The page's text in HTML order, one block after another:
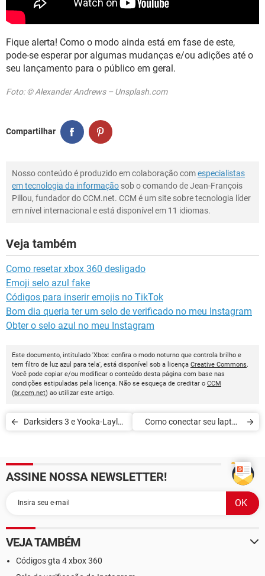
Fique alerta! Como o modo ainda está em fase de este,
pode-se esperar por algumas mudanças e/ou adições até o
seu lançamento para o público em geral.
Foto: © Alexander Andrews – Unsplash.com
Compartilhar
Nosso conteúdo é produzido em colaboração comespecialistas
em tecnologia da informação sob o comando de Jean-François
Pillou, fundador do CCM.net. CCM é um site sobre tecnologia líder
em nível internacional e está disponível em 11 idiomas.
Veja também
Como resetar xbox 360 desligado
Emoji selo azul fake
Códigos para inserir emojis no TikTok
Bom dia queria ter um selo de verificado no meu Instagram
Obter o selo azul no meu Instagram
Este documento, intitulado 'Xbox: confira o modo noturno que controla brilho e
tem filtro de luz azul para tela', está disponível sob a licença Creative Commons.
Você pode copiar e/ou modificar o conteúdo desta página com base nas
condições estipuladas pela licença. Não se esqueça de creditar o CCM
(br.ccm.net) ao utilizar este artigo.
Darksiders 3 e Yooka-Laylee
Como conectar seu laptop
ASSINE NOSSA NEWSLETTER!
VEJA TAMBÉM
Códigos gta 4 xbox 360